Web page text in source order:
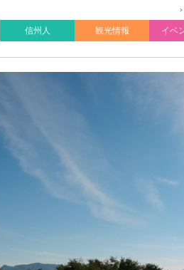
信州人
観光情報 イベ